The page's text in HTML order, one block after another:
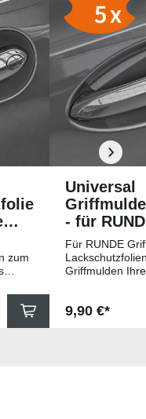
zum
den
Universal
- für
Für RUNDE
Griffmulden
Die Pads sind
Regulärer
9,90 €*